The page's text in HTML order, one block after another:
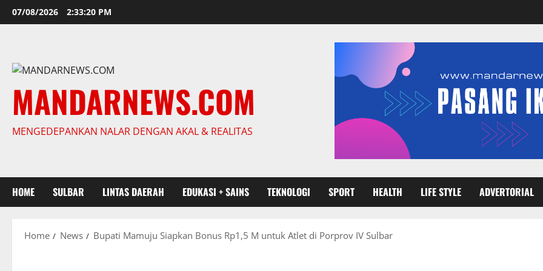
Skip
to
07/08/2026 2:33:21 PM
MANDARNEWS.COM
MENGEDEPANKAN NALAR DENGAN AKAL & REALITAS
HOME SULBAR LINTAS DAERAH EDUKASI + SAINS TEKNOLOGI SPORT HEALTH LIFE STYLE ADVERTORIAL
Home News Bupati Mamuju Siapkan Bonus Rp1,5 M untuk Atlet di Porprov IV Sulbar